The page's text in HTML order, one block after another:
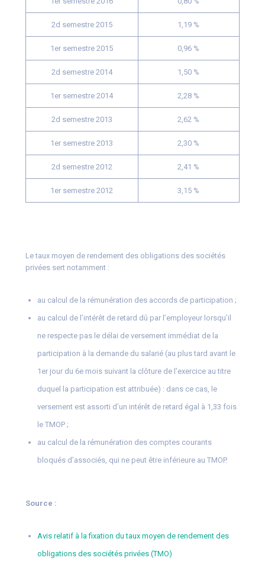
2d semestre 2015 1,19 %
1er semestre 2015 0,96 %
2d semestre 2014 1,50 %
1er semestre 2014 2,28 %
2d semestre 2013 2,62 %
1er semestre 2013 2,30 %
2d semestre 2012 2,41 %
1er semestre 2012 3,15 %
Le taux moyen de rendement des obligations des sociétés
privées sert notamment :
au calcul de la rémunération des accords de participation ;
au calcul de l’intérêt de retard dû par l’employeur lorsqu’il
ne respecte pas le délai de versement immédiat de la
participation à la demande du salarié (au plus tard avant le
1er jour du 6e mois suivant la clôture de l’exercice au titre
duquel la participation est attribuée) : dans ce cas, le
versement est assorti d’un intérêt de retard égal à 1,33 fois
le TMOP ;
au calcul de la rémunération des comptes courants
bloqués d’associés, qui ne peut être inférieure au TMOP.
Source :
Avis relatif à la fixation du taux moyen de rendement des
obligations des sociétés privées (TMO)